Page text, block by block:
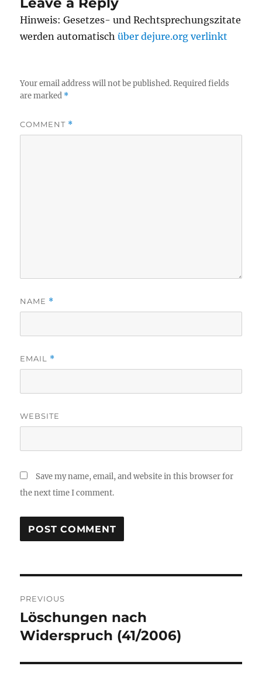
Hinweis: Gesetzes- und Rechtsprechungszitate
werden automatischüber dejure.org verlinkt
Your email address will not be published. Required fields
are marked *
COMMENT *
NAME *
EMAIL *
WEBSITE
Save my name, email, and website in this browser for
the next time I comment.
navigation
PREVIOUS
Previous
post:
Löschungen nach
Widerspruch (41/2006)